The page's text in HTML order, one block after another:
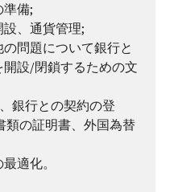
備;
、通貨管理;
問題について銀行と
設/閉鎖するための文
銀行との契約の登
類の証明書、外国為替
適化。